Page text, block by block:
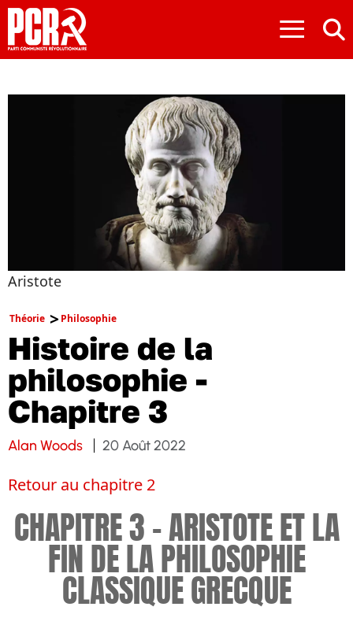
≡
Aristote
Théorie Philosophie
Histoire de la
philosophie -
Chapitre 3
Alan Woods 20 Août 2022
Retour au chapitre 2
CHAPITRE 3 – ARISTOTE ET LA
FIN DE LA PHILOSOPHIE
CLASSIQUE GRECQUE